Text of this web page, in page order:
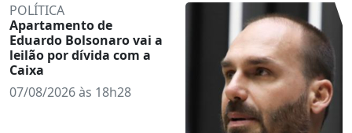
POLÍTICA
Apartamento de
Eduardo Bolsonaro vai a
leilão por dívida com a
Caixa
07/08/2026 às 18h28